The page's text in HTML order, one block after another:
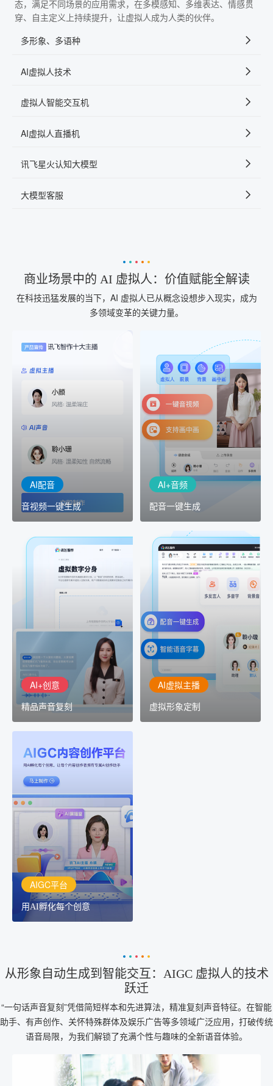
态，满足不同场景的应用需求，在多模感知、多维表达、情感贯
穿、自主定义上持续提升，让虚拟人成为人类的伙伴。
多形象、多语种
AI虚拟人技术
虚拟人智能交互机
AI虚拟人直播机
讯飞星火认知大模型
大模型客服
商业场景中的 AI 虚拟人：价值赋能全解读
在科技迅猛发展的当下，AI 虚拟人已从概念设想步入现实，成为
多领域变革的关键力量。
AI配音
音视频一键生成
AI配音
音视频一键生成
室"中输入文本或录音，一
出
AI+音频
配音一键生成
AI+音频
配音一键生成
AI+音频：基于全球领先的
TTS能力打造的AI音频制作
工具，输入文本、选择发
音人即可一键生成专业音
AI+创意
精品声音复刻
AI+创意
精品声音复刻
AI+创意：AIGC 能力集中
展示窗口，体验 AIGC 给
生活和生产带来的改变
AI虚拟主播
虚拟形象定制
讯飞智作：让每一个内容
创作者高效生产灵活定制
AIGC平台
用AI孵化每个创意
AIGC平台
用AI孵化每个创意
讯飞AIGC平台：让每个创
作者都拥有自己的专注AI
创作助手
从形象自动生成到智能交互：AIGC 虚拟人的技术
跃迁
“一句话声音复刻”凭借简短样本和先进算法，精准复刻声音特征。在智能
助手、有声创作、关怀特殊群体及娱乐广告等多领域广泛应用，打破传统
语音局限，为我们解锁了充满个性与趣味的全新语音体验。